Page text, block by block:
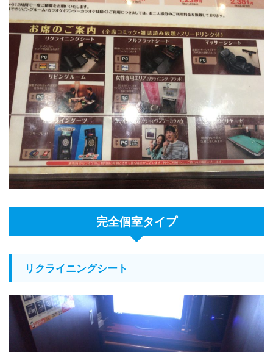
完全個室タイプ
リクライニングシート